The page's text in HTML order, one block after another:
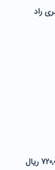
راد
ریال